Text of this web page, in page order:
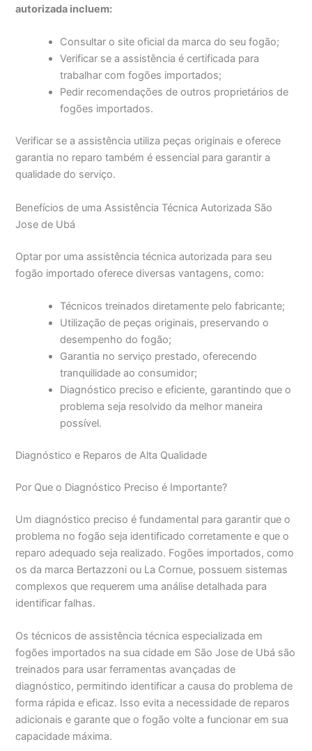
autorizada incluem:
Consultar o site oficial da marca do seu fogão;
Verificar se a assistência é certificada para
trabalhar com fogões importados;
Pedir recomendações de outros proprietários de
fogões importados.
Verificar se a assistência utiliza peças originais e oferece
garantia no reparo também é essencial para garantir a
qualidade do serviço.
Benefícios de uma Assistência Técnica Autorizada São
Jose de Ubá
Optar por uma assistência técnica autorizada para seu
fogão importado oferece diversas vantagens, como:
Técnicos treinados diretamente pelo fabricante;
Utilização de peças originais, preservando o
desempenho do fogão;
Garantia no serviço prestado, oferecendo
tranquilidade ao consumidor;
Diagnóstico preciso e eficiente, garantindo que o
problema seja resolvido da melhor maneira
possível.
Diagnóstico e Reparos de Alta Qualidade
Por Que o Diagnóstico Preciso é Importante?
Um diagnóstico preciso é fundamental para garantir que o
problema no fogão seja identificado corretamente e que o
reparo adequado seja realizado. Fogões importados, como
os da marca Bertazzoni ou La Cornue, possuem sistemas
complexos que requerem uma análise detalhada para
identificar falhas.
Os técnicos de assistência técnica especializada em
fogões importados na sua cidade em São Jose de Ubá são
treinados para usar ferramentas avançadas de
diagnóstico, permitindo identificar a causa do problema de
forma rápida e eficaz. Isso evita a necessidade de reparos
adicionais e garante que o fogão volte a funcionar em sua
capacidade máxima.